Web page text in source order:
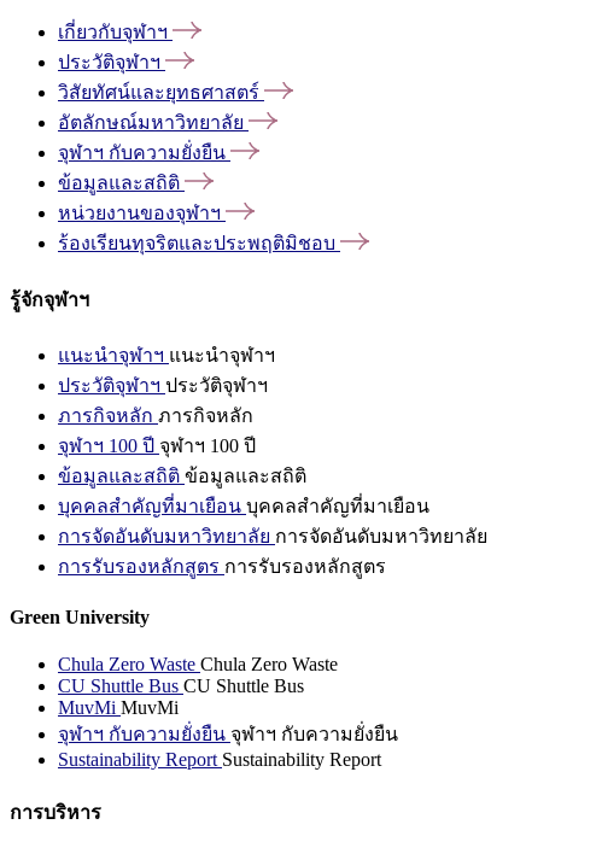
เกี่ยวกับจุฬาฯ
ประวัติจุฬาฯ
วิสัยทัศน์และยุทธศาสตร์
อัตลักษณ์มหาวิทยาลัย
จุฬาฯ กับความยั่งยืน
ข้อมูลและสถิติ
หน่วยงานของจุฬาฯ
ร้องเรียนทุจริตและประพฤติมิชอบ
รู้จักจุฬาฯ
แนะนำจุฬาฯ แนะนำจุฬาฯ
ประวัติจุฬาฯ ประวัติจุฬาฯ
ภารกิจหลัก ภารกิจหลัก
จุฬาฯ 100 ปี จุฬาฯ 100 ปี
ข้อมูลและสถิติ ข้อมูลและสถิติ
บุคคลสำคัญที่มาเยือน บุคคลสำคัญที่มาเยือน
การจัดอันดับมหาวิทยาลัย การจัดอันดับมหาวิทยาลัย
การรับรองหลักสูตร การรับรองหลักสูตร
Green University
Chula Zero Waste Chula Zero Waste
CU Shuttle Bus CU Shuttle Bus
MuvMi MuvMi
จุฬาฯ กับความยั่งยืน จุฬาฯ กับความยั่งยืน
Sustainability Report Sustainability Report
การบริหาร